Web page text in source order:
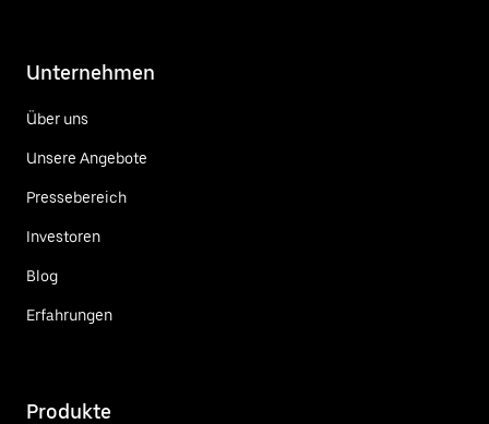
Unternehmen
Über uns
Unsere Angebote
Pressebereich
Investoren
Blog
Erfahrungen
Produkte